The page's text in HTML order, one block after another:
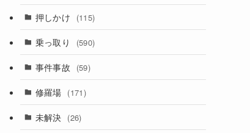
押しかけ (115)
乗っ取り (590)
事件事故 (59)
修羅場 (171)
未解決 (26)